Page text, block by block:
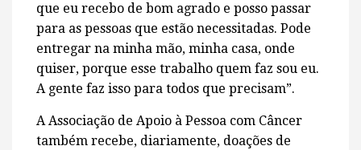
que eu recebo de bom agrado e posso passar
para as pessoas que estão necessitadas. Pode
entregar na minha mão, minha casa, onde
quiser, porque esse trabalho quem faz sou eu.
A gente faz isso para todos que precisam”.
A Associação de Apoio à Pessoa com Câncer
também recebe, diariamente, doações de